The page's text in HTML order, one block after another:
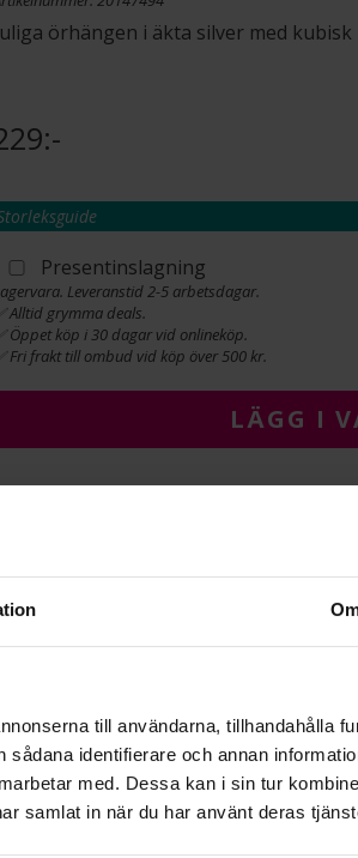
till användarna, tillhandahålla
identifierare och annan
med. Dessa kan i sin tur
samlat in när du har använt deras
örhängen i äkta silver med
Presentinslagning
Leveranstid 2-5 arbetsdagar.
✅ Alltid grymma deals.
✅ Öppet köp i 30 dagar vid onlineköp.
✅ Fri frakt till ombud vid köp över 500 kr.
LÄGG I
CA (MM)
4,3
CA (MM)